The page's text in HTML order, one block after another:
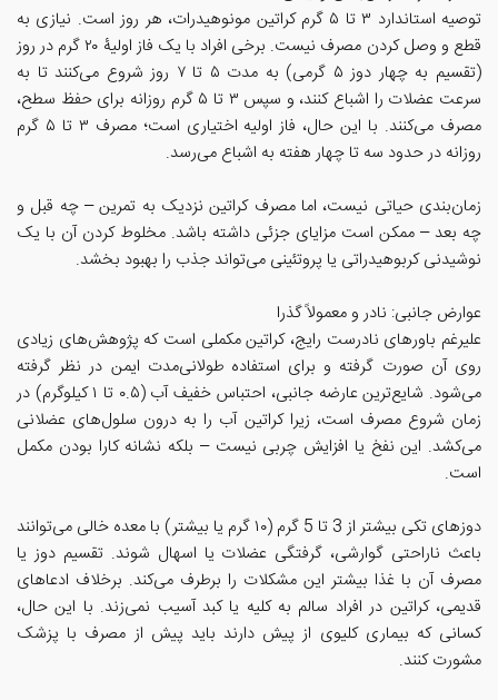
توصیه استاندارد ۳ تا ۵ گرم کراتین مونوهیدرات، هر روز است. نیازی به
قطع و وصل کردن مصرف نیست. برخی افراد با یک فاز اولیۀ ۲۰ گرم در روز
(تقسیم به چهار دوز ۵ گرمی) به مدت ۵ تا ۷ روز شروع می‌کنند تا به
سرعت عضلات را اشباع کنند، و سپس ۳ تا ۵ گرم روزانه برای حفظ سطح،
مصرف می‌کنند. با این حال، فاز اولیه اختیاری است؛ مصرف ۳ تا ۵ گرم
روزانه در حدود سه تا چهار هفته به اشباع می‌رسد.
زمان‌بندی حیاتی نیست، اما مصرف کراتین نزدیک به تمرین – چه قبل و
چه بعد – ممکن است مزایای جزئی داشته باشد. مخلوط کردن آن با یک
نوشیدنی کربوهیدراتی یا پروتئینی می‌تواند جذب را بهبود بخشد.
عوارض جانبی: نادر و معمولاً گذرا
علیرغم باورهای نادرست رایج، کراتین مکملی است که پژوهش‌های زیادی
روی آن صورت گرفته و برای استفاده طولانی‌مدت ایمن در نظر گرفته
می‌شود. شایع‌ترین عارضه جانبی، احتباس خفیف آب (۰.۵ تا ۱ کیلوگرم) در
زمان شروع مصرف است، زیرا کراتین آب را به درون سلول‌های عضلانی
می‌کشد. این نفخ یا افزایش چربی نیست – بلکه نشانه کارا بودن مکمل
است.
دوزهای تکی بیشتر از 3 تا 5 گرم (۱۰ گرم یا بیشتر) با معده خالی می‌توانند
باعث ناراحتی گوارشی، گرفتگی عضلات یا اسهال شوند. تقسیم دوز یا
مصرف آن با غذا بیشتر این مشکلات را برطرف می‌کند. برخلاف ادعاهای
قدیمی، کراتین در افراد سالم به کلیه یا کبد آسیب نمی‌زند. با این حال،
کسانی که بیماری کلیوی از پیش دارند باید پیش از مصرف با پزشک
مشورت کنند.